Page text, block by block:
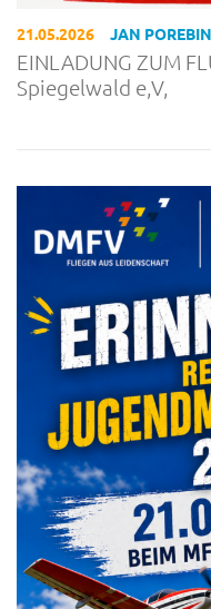
21.05.2026 JAN
EINLADUNG ZUM
Spiegelwald e,V,